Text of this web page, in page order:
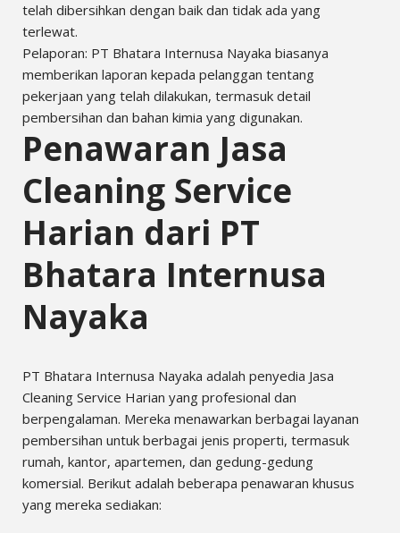
telah dibersihkan dengan baik dan tidak ada yang
terlewat.
Pelaporan: PT Bhatara Internusa Nayaka biasanya
memberikan laporan kepada pelanggan tentang
pekerjaan yang telah dilakukan, termasuk detail
pembersihan dan bahan kimia yang digunakan.
Penawaran Jasa
Cleaning Service
Harian dari PT
Bhatara Internusa
Nayaka
PT Bhatara Internusa Nayaka adalah penyedia Jasa
Cleaning Service Harian yang profesional dan
berpengalaman. Mereka menawarkan berbagai layanan
pembersihan untuk berbagai jenis properti, termasuk
rumah, kantor, apartemen, dan gedung-gedung
komersial. Berikut adalah beberapa penawaran khusus
yang mereka sediakan: